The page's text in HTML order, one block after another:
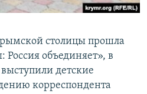
столицы прошла
объединяет», в
детские
корреспондента